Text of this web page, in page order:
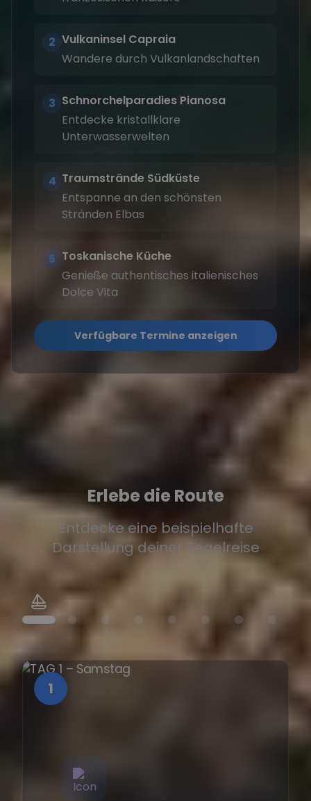
2 Vulkaninsel Capraia
Wandere durch Vulkanlandschaften
3 Schnorchelparadies Pianosa
Entdecke kristallklare
Unterwasserwelten
4 Traumstrände Südküste
Entspanne an den schönsten
Stränden Elbas
5 Toskanische Küche
Genieße authentisches italienisches
Dolce Vita
Verfügbare Termine anzeigen
Erlebe die Route
Entdecke eine beispielhafte
Darstellung deiner Segelreise
1